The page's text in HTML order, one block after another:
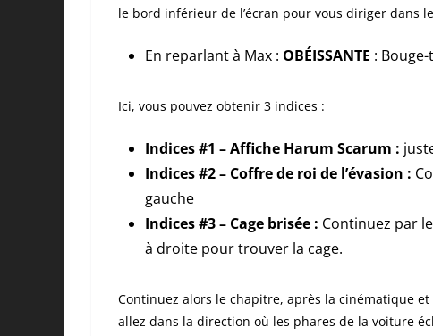
le bord inférieur de l’écran pour vous diriger dans
En reparlant à Max : OBÉISSANTE :
Ici, vous pouvez obtenir 3 indices :
Indices #1 – Affiche Harum Scarum :
Indices #2 – Coffre de roi de l’évasion :
gauche
Indices #3 – Cage brisée : Continuez par
à droite pour trouver la cage.
Continuez alors le chapitre, après la cinématique
allez dans la direction où les phares de la voiture